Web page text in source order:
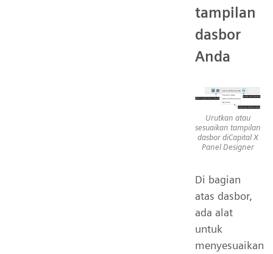
tampilan
dasbor
Anda
Urutkan atau
sesuaikan tampilan
dasbor diCapital X
Panel Designer
Di bagian
atas dasbor,
ada alat
untuk
menyesuaikan